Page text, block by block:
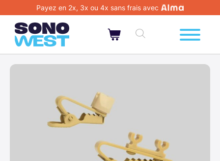
Payez en 2x, 3x ou 4x sans frais avec